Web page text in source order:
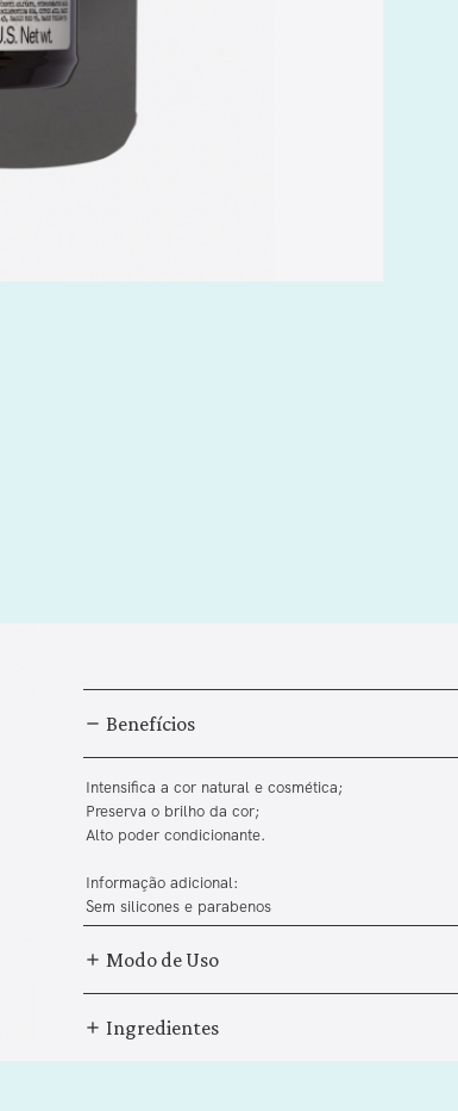
Benefícios
Intensifica a cor natural e cosmética;
Preserva o brilho da cor;
Alto poder condicionante.
Informação adicional:
Sem silicones e parabenos
Modo de Uso
Ingredientes